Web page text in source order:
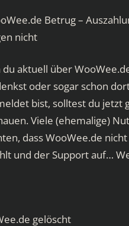
Betrug –
nicht
du aktuell über
oder sogar schon
bist, solltest du jetzt
Viele (ehemalige)
dass WooWee.de
und der Support auf…
gelöscht